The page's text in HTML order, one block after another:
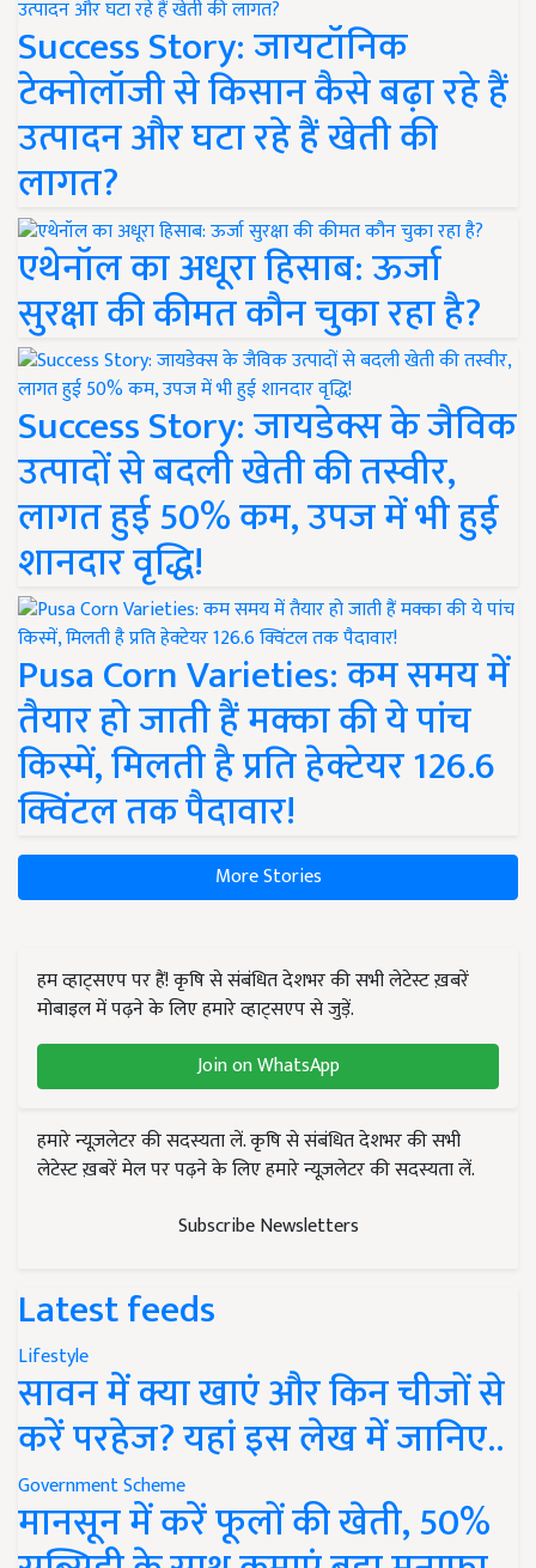
Success Story: जायटॉनिक
टेक्नोलॉजी से किसान कैसे बढ़ा रहे हैं
उत्पादन और घटा रहे हैं खेती की
लागत?
एथेनॉल का अधूरा हिसाब: ऊर्जा
सुरक्षा की कीमत कौन चुका रहा है?
Success Story: जायडेक्स के जैविक
उत्पादों से बदली खेती की तस्वीर,
लागत हुई 50% कम, उपज में भी हुई
शानदार वृद्धि!
Pusa Corn Varieties: कम समय में
तैयार हो जाती हैं मक्का की ये पांच
किस्में, मिलती है प्रति हेक्टेयर 126.6
क्विंटल तक पैदावार!
More Stories
हम व्हाट्सएप पर हैं! कृषि से संबंधित देशभर की सभी लेटेस्ट ख़बरें
मोबाइल में पढ़ने के लिए हमारे व्हाट्सएप से जुड़ें.
Join on WhatsApp
हमारे न्यूज़लेटर की सदस्यता लें. कृषि से संबंधित देशभर की सभी
लेटेस्ट ख़बरें मेल पर पढ़ने के लिए हमारे न्यूज़लेटर की सदस्यता लें.
Subscribe Newsletters
Latest feeds
Lifestyle
सावन में क्या खाएं और किन चीजों से
करें परहेज? यहां इस लेख में जानिए..
Government Scheme
मानसून में करें फूलों की खेती, 50%